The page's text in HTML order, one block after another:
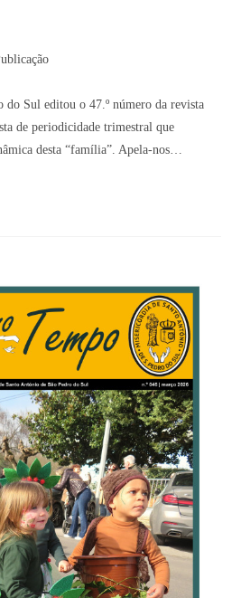
do Sul editou o 47.º número da revista
de periodicidade trimestral que
desta “família”. Apela-nos…